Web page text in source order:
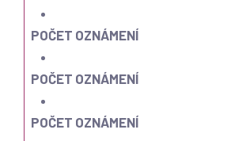
POČET OZNÁMENÍ
POČET OZNÁMENÍ
POČET OZNÁMENÍ